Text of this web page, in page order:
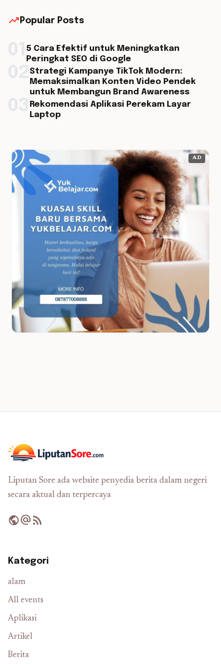
trending_up Popular Posts
5 Cara Efektif untuk Meningkatkan
Peringkat SEO di Google
Strategi Kampanye TikTok Modern:
Memaksimalkan Konten Video Pendek
untuk Membangun Brand Awareness
Rekomendasi Aplikasi Perekam Layar
Laptop
AD
Liputan Sore ada website penyedia berita dalam negeri
secara aktual dan terpercaya
publicalternate_emailrss_feed
Kategori
alam
All events
Aplikasi
Artikel
Berita